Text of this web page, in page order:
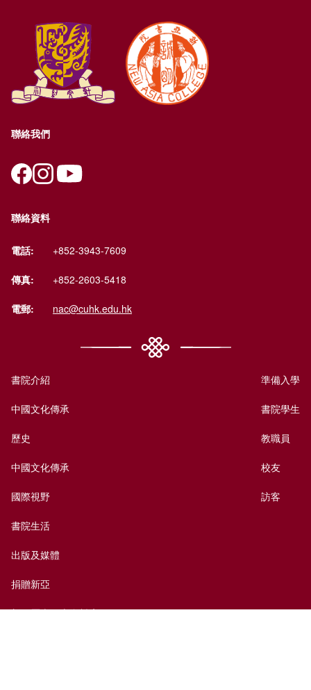
聯絡我們
聯絡資料
電話: +852-3943-7609
傳真: +852-2603-5418
電郵: nac@cuhk.edu.hk
書院介紹
中國文化傳承
歷史
中國文化傳承
國際視野
書院生活
出版及媒體
捐贈新亞
新亞歷史網上資料庫
準備入學
書院學生
教職員
校友
訪客